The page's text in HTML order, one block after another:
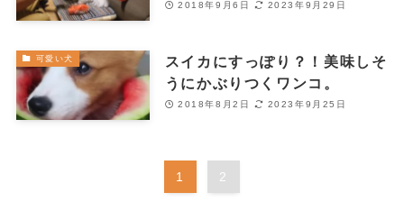
2018年9月6日 2023年9月29日
可愛い犬
スイカにすっぽり？！美味しそ
うにかぶりつくワンコ。
2018年8月2日 2023年9月25日
1 2